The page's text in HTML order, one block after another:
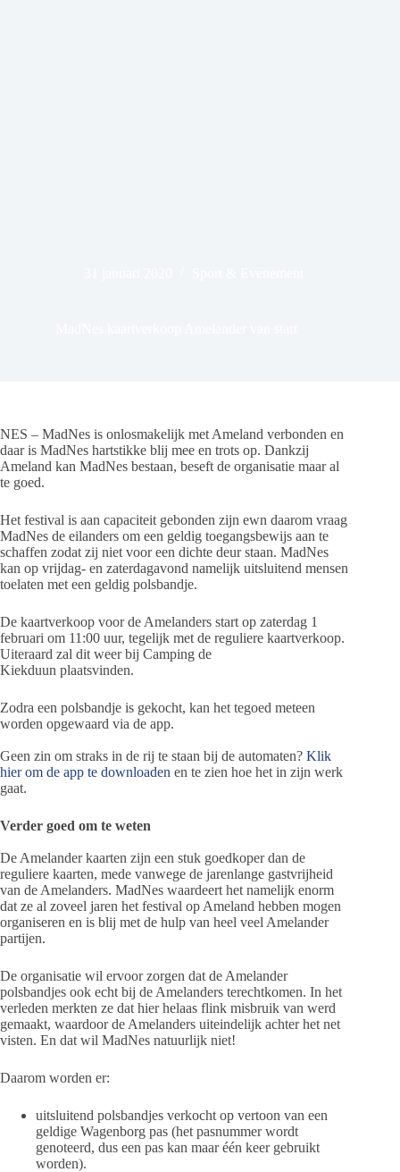
NES – MadNes is onlosmakelijk met Ameland verbonden en
daar is MadNes hartstikke blij mee en trots op. Dankzij
Ameland kan MadNes bestaan, beseft de organisatie maar al
te goed.
Het festival is aan capaciteit gebonden zijn ewn daarom vraag
MadNes de eilanders om een geldig toegangsbewijs aan te
schaffen zodat zij niet voor een dichte deur staan. MadNes
kan op vrijdag- en zaterdagavond namelijk uitsluitend mensen
toelaten met een geldig polsbandje.
De kaartverkoop voor de Amelanders start op zaterdag 1
februari om 11:00 uur, tegelijk met de reguliere kaartverkoop.
Uiteraard zal dit weer bij Camping de
Kiekduun plaatsvinden.
Zodra een polsbandje is gekocht, kan het tegoed meteen
worden opgewaard via de app.
Geen zin om straks in de rij te staan bij de automaten? Klik
hier om de app te downloaden en te zien hoe het in zijn werk
gaat.
Verder goed om te weten
De Amelander kaarten zijn een stuk goedkoper dan de
reguliere kaarten, mede vanwege de jarenlange gastvrijheid
van de Amelanders. MadNes waardeert het namelijk enorm
dat ze al zoveel jaren het festival op Ameland hebben mogen
organiseren en is blij met de hulp van heel veel Amelander
partijen.
De organisatie wil ervoor zorgen dat de Amelander
polsbandjes ook echt bij de Amelanders terechtkomen. In het
verleden merkten ze dat hier helaas flink misbruik van werd
gemaakt, waardoor de Amelanders uiteindelijk achter het net
visten. En dat wil MadNes natuurlijk niet!
Daarom worden er:
uitsluitend polsbandjes verkocht op vertoon van een
geldige Wagenborg pas (het pasnummer wordt
genoteerd, dus een pas kan maar één keer gebruikt
worden).